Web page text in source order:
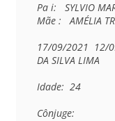
Pa i:   SYLVIO
Mãe :   AMÉLIA
17/09/2021  12/
DA SILVA LIMA
Idade:  24
Cônjuge: